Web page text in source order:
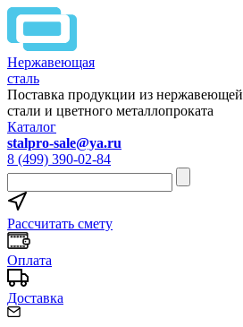
Нержавеющая
сталь
Поставка продукции из нержавеющей
стали и цветного металлопроката
Каталог
stalpro-sale@ya.ru
8 (499) 390-02-84
Рассчитать смету
Оплата
Доставка